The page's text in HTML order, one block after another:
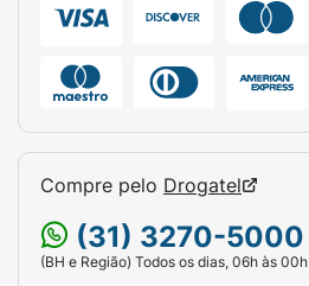
Compre pelo Drogatel
(31) 3270-5000
(BH e Região) Todos os dias, 06h às 00h